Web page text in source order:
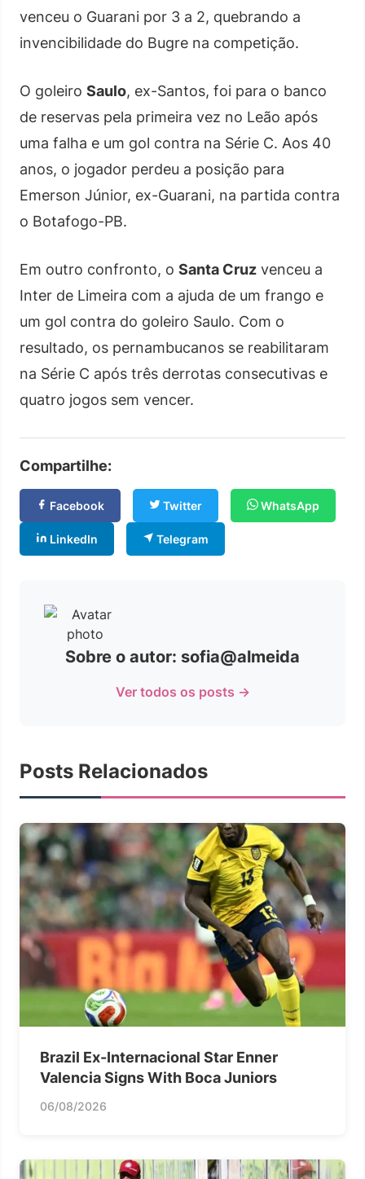
venceu o Guarani por 3 a 2, quebrando a
invencibilidade do Bugre na competição.
O goleiro Saulo, ex-Santos, foi para o banco
de reservas pela primeira vez no Leão após
uma falha e um gol contra na Série C. Aos 40
anos, o jogador perdeu a posição para
Emerson Júnior, ex-Guarani, na partida contra
o Botafogo-PB.
Em outro confronto, o Santa Cruz venceu a
Inter de Limeira com a ajuda de um frango e
um gol contra do goleiro Saulo. Com o
resultado, os pernambucanos se reabilitaram
na Série C após três derrotas consecutivas e
quatro jogos sem vencer.
Compartilhe:
Facebook Twitter WhatsApp
LinkedIn Telegram
Sobre o autor: sofia@almeida
Ver todos os posts →
Posts Relacionados
Brazil Ex-Internacional Star Enner
Valencia Signs With Boca Juniors
06/08/2026